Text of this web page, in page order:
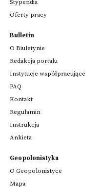
Stypendia
Oferty pracy
Bulletin
O Biuletynie
Redakcja portalu
Instytucje współpracujące
FAQ
Kontakt
Regulamin
Instrukcja
Ankieta
Geopolonistyka
O Geopolonistyce
Mapa